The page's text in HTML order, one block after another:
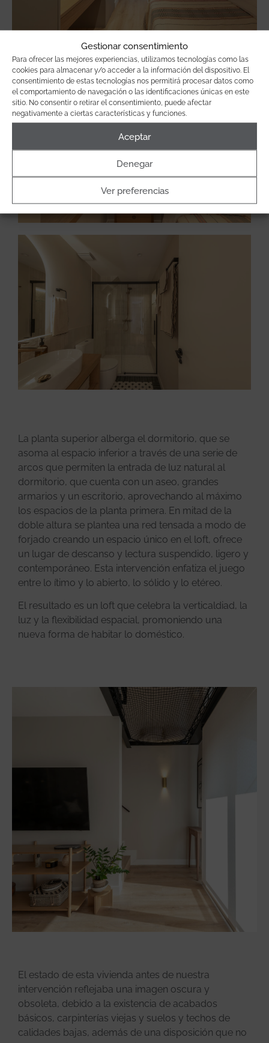
Gestionar consentimiento
Para ofrecer las mejores experiencias, utilizamos tecnologías como las
cookies para almacenar y/o acceder a la información del dispositivo. El
consentimiento de estas tecnologías nos permitirá procesar datos como
el comportamiento de navegación o las identificaciones únicas en este
sitio. No consentir o retirar el consentimiento, puede afectar
negativamente a ciertas características y funciones.
Aceptar
Denegar
Ver preferencias
La planta superior alberga el dormitorio, que se
asoma al espacio inferior a través de una serie de
arcos que permiten la entrada de luz natural al
dormitorio, que cuenta con un aseo, grandes
armarios y un escritorio, aprovechando al máximo
los espacios de la planta primera. En mitad de la
doble altura se plantea una red tensada a modo de
forjado creando un espacio único en el loft, ofrece
un lugar de descanso y lectura suspendido, ligero y
contemporáneo. Esta intervención enfatiza el juego
entre lo ítimo y lo abierto, lo sólido y lo etéreo.
El resultado es un loft que celebra la verticaldiad, la
luz y la flexibilidad espacial, promoniendo una
nueva forma de habitar lo doméstico.
El estado de esta vivienda antes de nuestra
intervención reflejaba una imagen oscura y
obsoleta, debido a la existencia de acabados
básicos, carpinterías viejas y suelos y techos de
calidades bajas, además de una disposición que no